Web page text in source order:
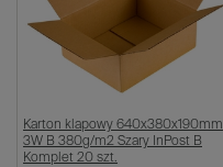
Karton klapowy 640x380x190mm
3W B 380g/m2 Szary InPost B
Komplet 20 szt.